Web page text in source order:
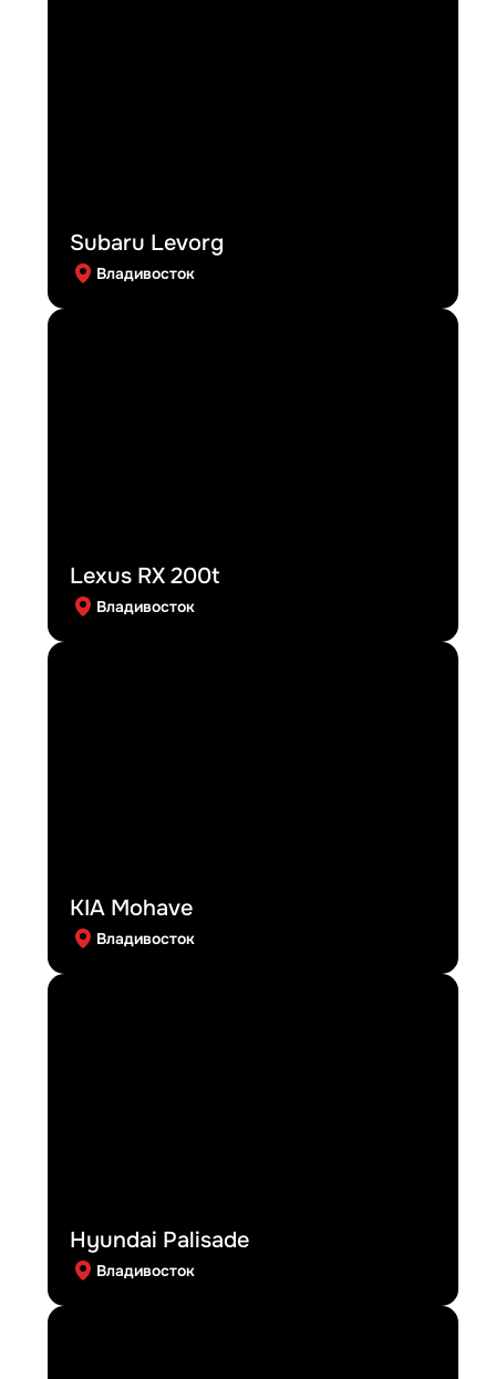
Subaru Levorg
Владивосток
Lexus RX 200t
Владивосток
KIA Mohave
Владивосток
Hyundai Palisade
Владивосток